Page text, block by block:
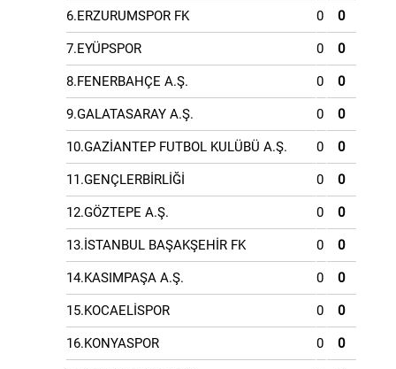
6.ERZURUMSPOR FK 0 0
7.EYÜPSPOR 0 0
8.FENERBAHÇE A.Ş. 0 0
9.GALATASARAY A.Ş. 0 0
10.GAZİANTEP FUTBOL KULÜBÜ A.Ş. 0 0
11.GENÇLERBİRLİĞİ 0 0
12.GÖZTEPE A.Ş. 0 0
13.İSTANBUL BAŞAKŞEHİR FK 0 0
14.KASIMPAŞA A.Ş. 0 0
15.KOCAELİSPOR 0 0
16.KONYASPOR 0 0